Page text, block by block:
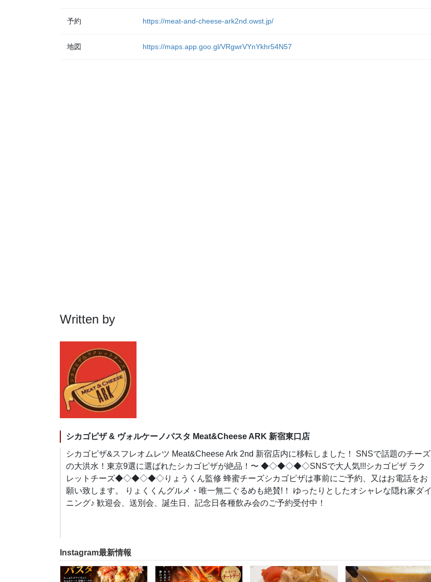
予約 https://meat-and-cheese-ark2nd.owst.jp/
地図 https://maps.app.goo.gl/VRgwrVYnYkhr54N57
Written by
シカゴピザ & ヴォルケーノパスタ Meat&Cheese ARK 新宿東口店
シカゴピザ&スフレオムレツ Meat&Cheese Ark 2nd 新宿店内に移転しました！ SNSで話題のチーズ
の大洪水！東京9選に選ばれたシカゴピザが絶品！〜 ◆◇◆◇◆◇SNSで大人気!!!シカゴピザ ラク
レットチーズ◆◇◆◇◆◇りょうくん監修 蜂蜜チーズシカゴピザは事前にご予約、又はお電話をお
願い致します。 りょくくんグルメ・唯一無二ぐるめも絶賛!！ ゆったりとしたオシャレな隠れ家ダイ
ニング♪ 歓迎会、送別会、誕生日、記念日各種飲み会のご予約受付中！
Instagram最新情報